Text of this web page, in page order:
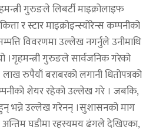
गुरुङले लिबर्टी माइक्रोलाइफ
र स्टार माइक्रोइन्स्योरेन्स कम्पनीको
विवरणमा उल्लेख नगर्नुले उनीमाथि
।गृहमन्त्री गुरुङले सार्वजनिक गरेको
रुपैयाँ बराबरको लगानी धितोपत्रको
शेयर रहेको उल्लेख गरे । जबकि,
भन्ने उल्लेख गरेनन् ।सुशासनको माग
घडीमा रहस्यमय ढंगले देखिएका,